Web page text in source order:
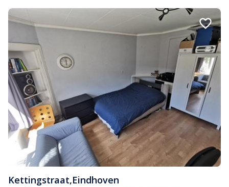
Kettingstraat,Eindhoven